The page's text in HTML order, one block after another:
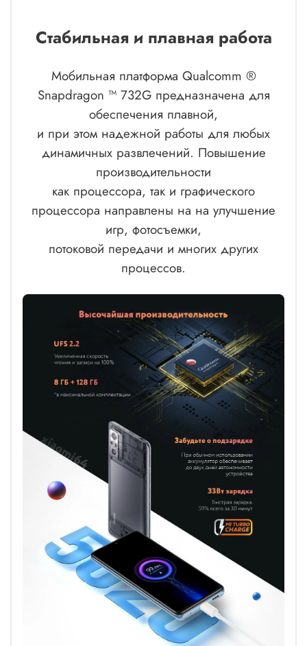
Стабильная и плавная работа
Мобильная платформа Qualcomm ®
Snapdragon ™ 732G предназначена для
обеспечения плавной,
и при этом надежной работы для любых
динамичных развлечений. Повышение
производительности
как процессора, так и графического
процессора направлены на на улучшение
игр, фотосъемки,
потоковой передачи и многих других
процессов.